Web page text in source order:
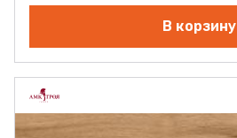
В корзину